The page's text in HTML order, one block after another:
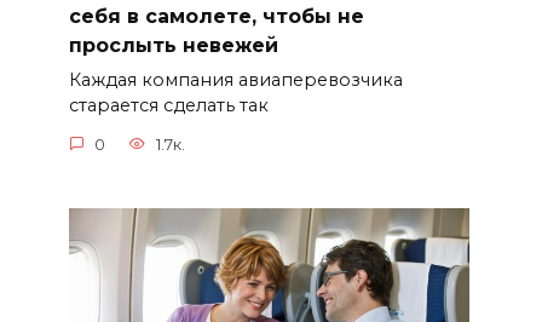
себя в самолете, чтобы не
прослыть невежей
Каждая компания авиаперевозчика
старается сделать так
0 1.7к.